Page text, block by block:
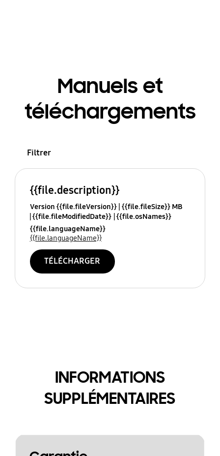
Manuels et
téléchargements
Filtrer
{{file.description}}
Version {{file.fileVersion}} {{file.fileSize}} MB
{{file.fileModifiedDate}} {{file.osNames}}
{{file.languageName}}
{{file.languageName}}
TÉLÉCHARGER
INFORMATIONS
SUPPLÉMENTAIRES